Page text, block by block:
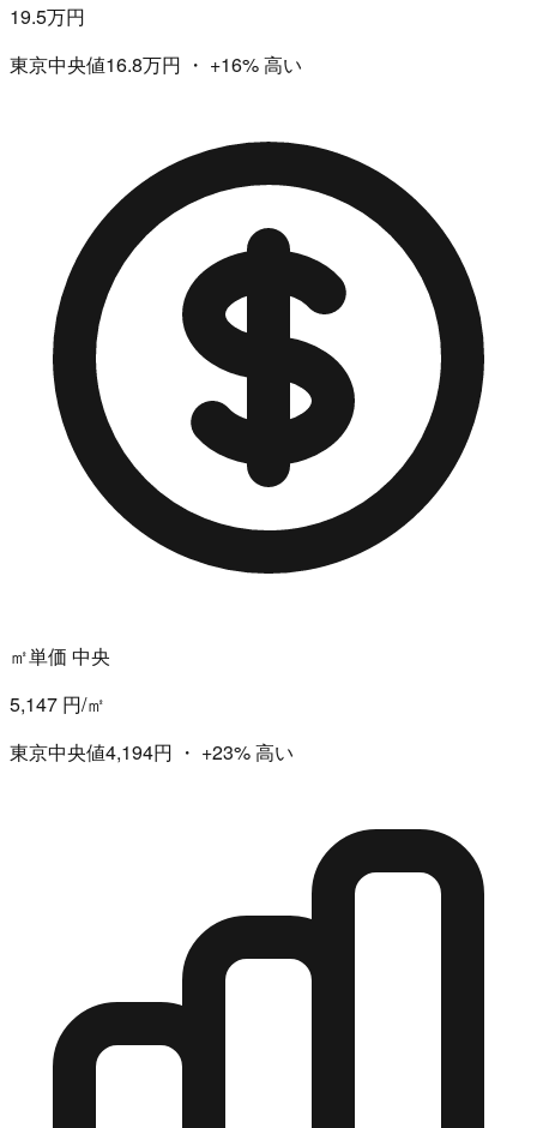
19.5万円
東京中央値16.8万円 ・ +16%高い
㎡単価 中央
5,147 円/㎡
東京中央値4,194円 ・ +23%高い